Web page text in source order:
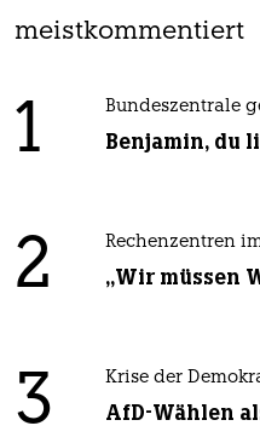
meistkommentiert
1 Bundeszentrale
Benjamin, du
2 Rechenzentren
„Wir müssen
3 Krise der
AfD-Wählen